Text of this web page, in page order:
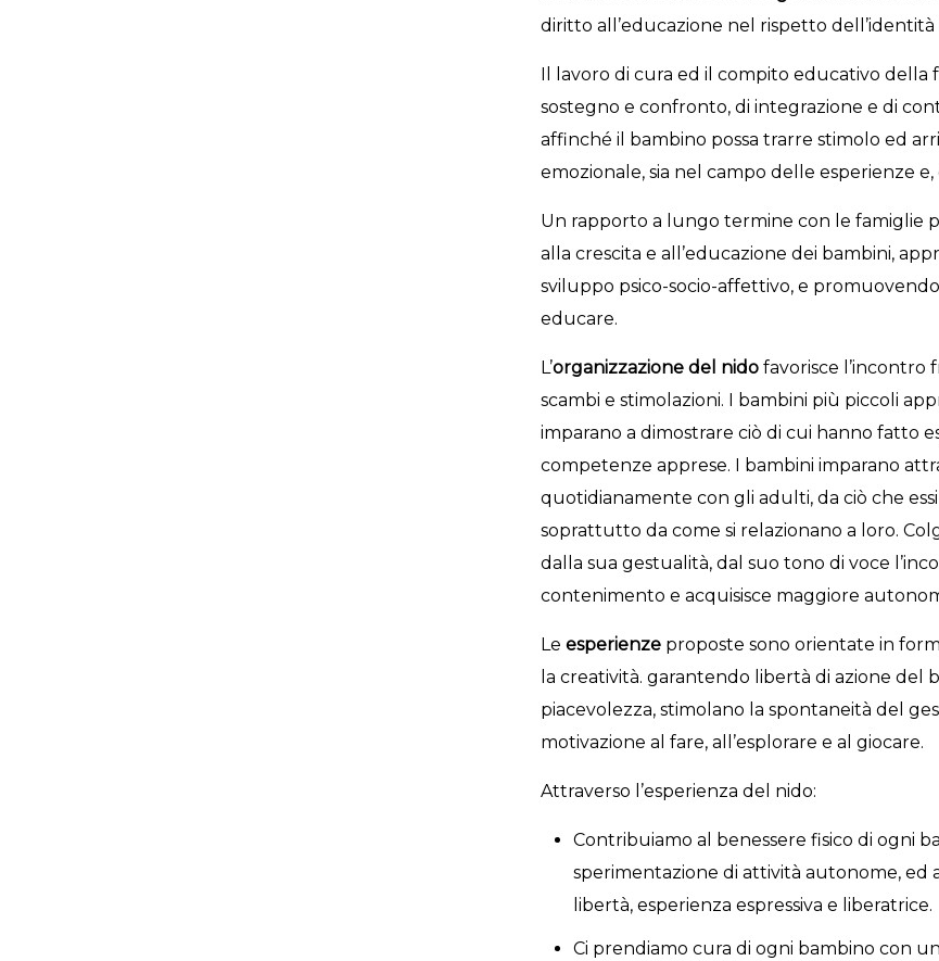
diritto all’educazione nel rispetto dell’identità
Il lavoro di cura ed il compito educativo
sostegno e confronto, di integrazione e di
affinché il bambino possa trarre stimolo ed
emozionale, sia nel campo delle esperienze
Un rapporto a lungo termine con le famiglie
alla crescita e all’educazione dei bambini,
sviluppo psico-socio-affettivo, e
educare.
L’organizzazione del nidofavorisce l’incontro
scambi e stimolazioni. I bambini più piccoli
imparano a dimostrare ciò di cui hanno fatto
competenze apprese. I bambini imparano
quotidianamente con gli adulti, da ciò che
soprattutto da come si relazionano a loro.
dalla sua gestualità, dal suo tono di voce
contenimento e acquisisce maggiore
Le esperienzeproposte sono orientate in
la creatività. garantendo libertà di azione del
piacevolezza, stimolano la spontaneità del
motivazione al fare, all’esplorare e al giocare.
Attraverso l’esperienza del nido:
Contribuiamo al benessere fisico di ogni
sperimentazione di attività autonome, ed
libertà, esperienza espressiva e liberatrice.
Ci prendiamo cura di ogni bambino con